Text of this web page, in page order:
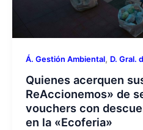
Á. Gestión Ambiental, D. Gral.
Quienes acerquen
ReAccionemos» de
vouchers con
en la «Ecoferia»